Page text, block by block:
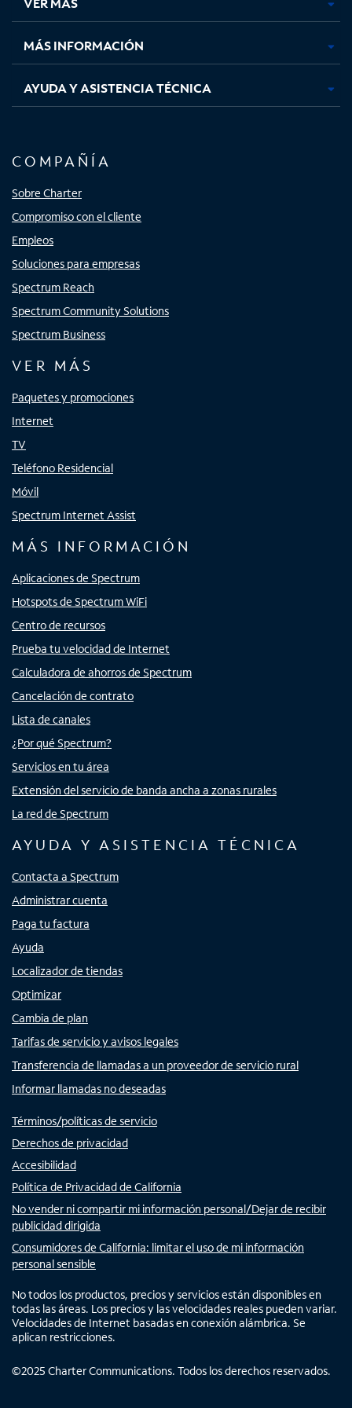
pestaña
nueva
pestaña
nueva
pestaña
nuevanueva
MÁS INFORMACIÓN
AYUDA Y ASISTENCIA TÉCNICA
COMPAÑÍA
Sobre Charter
Compromiso con el cliente
Empleos
Soluciones para empresas
Spectrum Reach
Spectrum Community Solutions
Spectrum Business
VER MÁS
Paquetes y promociones
Internet
TV
Teléfono Residencial
Móvil
Spectrum Internet Assist
MÁS INFORMACIÓN
Aplicaciones de Spectrum
Hotspots de Spectrum WiFi
Centro de recursos
Prueba tu velocidad de Internet
Calculadora de ahorros de Spectrum
Cancelación de contrato
Lista de canales
¿Por qué Spectrum?
Servicios en tu área
Extensión del servicio de banda ancha a zonas rurales
La red de Spectrum
AYUDA Y ASISTENCIA TÉCNICA
Contacta a Spectrum
Administrar cuenta
Paga tu factura
Ayuda
Localizador de tiendas
Optimizar
Cambia de plan
Tarifas de servicio y avisos legales
Transferencia de llamadas a un proveedor de servicio rural
Informar llamadas no deseadas
Términos/políticas de servicio
Derechos de privacidad
Accesibilidad
Política de Privacidad de California
No vender ni compartir mi información personal/Dejar de recibir
publicidad dirigida
Consumidores de California: limitar el uso de mi información
personal sensible
No todos los productos, precios y servicios están disponibles en
todas las áreas. Los precios y las velocidades reales pueden variar.
Velocidades de Internet basadas en conexión alámbrica. Se
aplican restricciones.
©2025 Charter Communications. Todos los derechos reservados.